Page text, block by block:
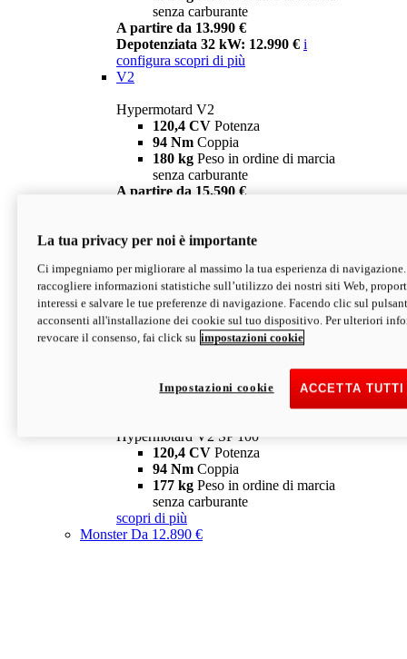
senza carburante
A partire da 13.990 €
Depotenziata 32 kW: 12.990 € i
configura scopri di più
V2
Hypermotard V2
120,4 CV Potenza
94 Nm Coppia
180 kg Peso in ordine di marcia
senza carburante
A partire da 15.590 €
V2 SP
Hypermotard V2 SP
120,4 CVPotenza
94 NmCoppia
177 kgPeso in ordine di marcia
senza carburante
Depotenziata 35 kW: 18.890 € i
configura scopri di più
Hypermotard V2 SP 100
120,4 CV Potenza
94 Nm Coppia
177 kg Peso in ordine di marcia
senza carburante
scopri di più
MonsterDa 12.890 €
La tua privacy per noi è importante
Ci impegniamo per migliorare al massimo la tua esperienza di
raccogliere informazioni statistiche sull’utilizzo dei nostri siti Web,
interessi e salvare le tue preferenze di navigazione. Facendo clic sul
acconsenti all'installazione dei cookie sul tuo dispositivo. Per ulteriori
revocare il consenso, fai click su impostazioni cookie
ACCETTA
Impostazioni cookie